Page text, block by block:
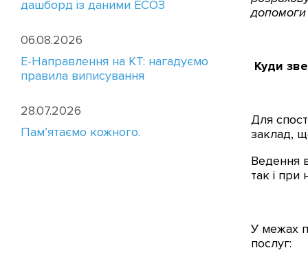
дашборд із даними ЕСОЗ
06.08.2026
E-Направлення на КТ: нагадуємо
правила виписування
28.07.2026
Пам’ятаємо кожного.
Куди
Для
заклад,
Ведення
так і при
У межах
послуг: